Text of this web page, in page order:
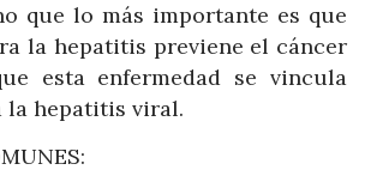
que lo más importante es que
la hepatitis previene el cáncer
esta enfermedad se vincula
la hepatitis viral.